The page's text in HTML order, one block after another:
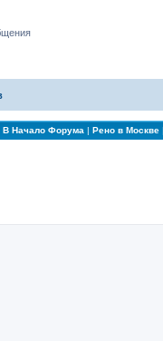
В Начало Форума | Рено в Москве|